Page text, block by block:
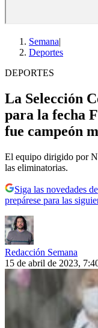
Semana|
Deportes
DEPORTES
La Selección
para la fecha
fue campeón
El equipo dirigido por
las eliminatorias.
Siga las novedades
prepárese para las
Redacción Semana
15 de abril de 2023,